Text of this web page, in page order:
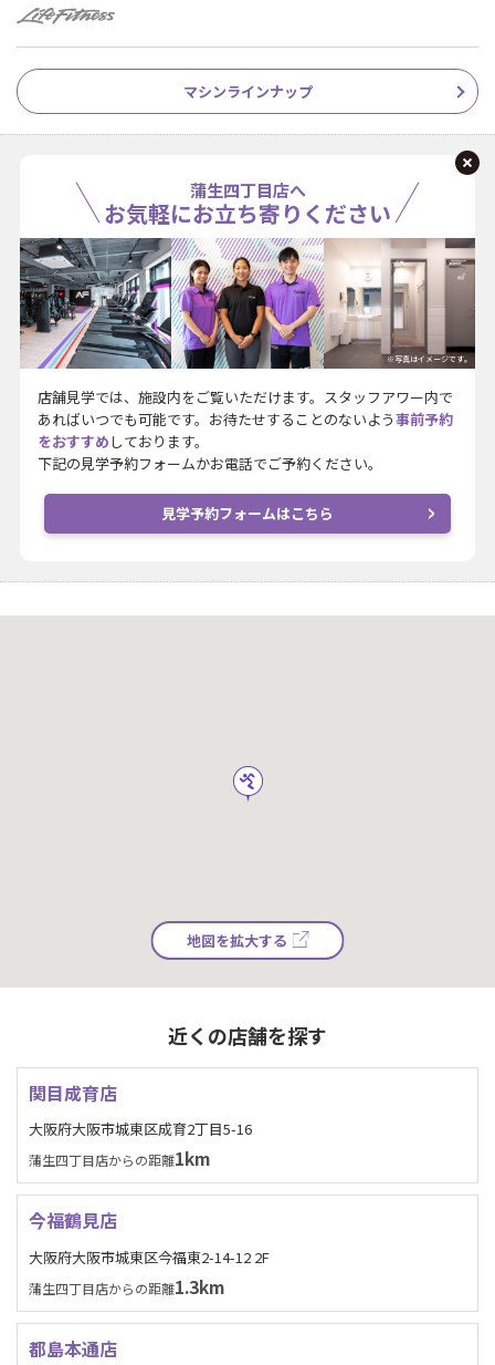
マシンラインナップ
蒲生四丁目店へ
お気軽にお立ち寄りください
※写真はイメージです。
店舗見学では、施設内をご覧いただけます。スタッフアワー内で
あればいつでも可能です。お待たせすることのないよう事前予約
をおすすめ しております。
下記の見学予約フォームかお電話でご予約ください。
見学予約フォームはこちら
地図を拡大する
近くの店舗を探す
関目成育店
大阪府大阪市城東区成育2丁目5-16
蒲生四丁目店からの距離1km
今福鶴見店
大阪府大阪市城東区今福東2-14-12 2F
蒲生四丁目店からの距離1.3km
都島本通店